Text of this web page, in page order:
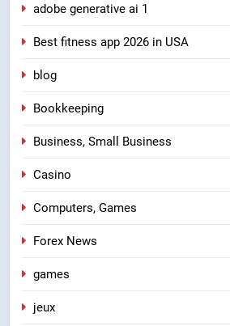
adobe generative ai 1
Best fitness app 2026 in USA
blog
Bookkeeping
Business, Small Business
Casino
Computers, Games
Forex News
games
jeux